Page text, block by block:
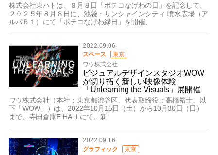
株式会社東ハトは、８月８日「ポテコなげわの日」を記念して、
２０２５年８月８日に、池袋・サンシャインシティ 噴水広場（ア
ルパＢ１）にて「ポテコなげわ縁日」を開催、
2022.09.06
スペース
東京
ワウ株式会社
ビジュアルデザインスタジオWOW
が切り拓く新しい映像体験
「Unlearning the Visuals」展開催
ワウ株式会社（本社：東京都渋谷区、代表取締役：高橋裕士、以
下「WOW」）は、2022年10月15日（土）から10月30日（日）
まで、寺田倉庫E HALLにて、新
2022.09.16
グラフィック
東京